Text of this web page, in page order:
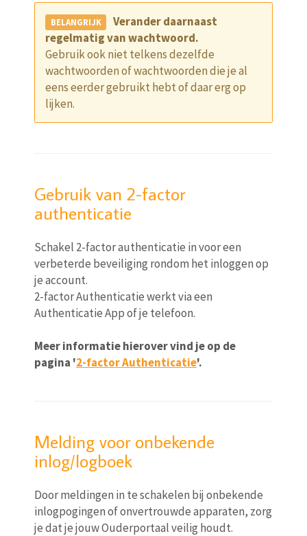
Verander daarnaast
regelmatig van wachtwoord.
Gebruik ook niet telkens dezelfde
wachtwoorden of wachtwoorden die je al
eens eerder gebruikt hebt of daar erg op
lijken.
Gebruik van 2-factor
authenticatie
Schakel 2-factor authenticatie in voor een
verbeterde beveiliging rondom het inloggen op
je account.
2-factor Authenticatie werkt via een
Authenticatie App of je telefoon.
Meer informatie hierover vind je op de
pagina '2-factor Authenticatie'.
Melding voor onbekende
inlog/logboek
Door meldingen in te schakelen bij onbekende
inlogpogingen of onvertrouwde apparaten, zorg
je dat je jouw Ouderportaal veilig houdt.